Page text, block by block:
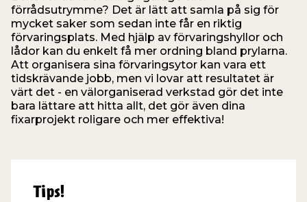
förrådsutrymme? Det är lätt att samla på sig för
mycket saker som sedan inte får en riktig
förvaringsplats. Med hjälp av förvaringshyllor och
lådor kan du enkelt få mer ordning bland prylarna.
Att organisera sina förvaringsytor kan vara ett
tidskrävande jobb, men vi lovar att resultatet är
värt det - en välorganiserad verkstad gör det inte
bara lättare att hitta allt, det gör även dina
fixarprojekt roligare och mer effektiva!
Tips!